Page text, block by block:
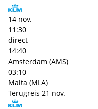
14 nov.
11:30
direct
14:40
Amsterdam (AMS)
03:10
Malta (MLA)
Terugreis 21 nov.